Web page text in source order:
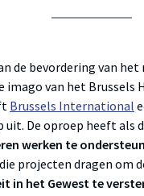
de bevordering van
van het Brussels
Brussels International
De oproep heeft als
werken te
die projecten dragen om
in het Gewest te